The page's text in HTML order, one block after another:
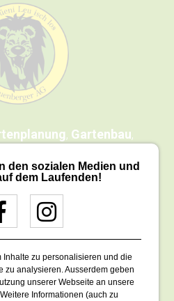
, Gartenbau,
und Gartenpflege
14
Laufenburg
874 00 84
ag.ch
den sozialen Medien und
dem Laufenden!
Inhalte zu personalisieren und die
zu analysieren. Ausserdem geben
unserer Webseite an unsere
Informationen (auch zu